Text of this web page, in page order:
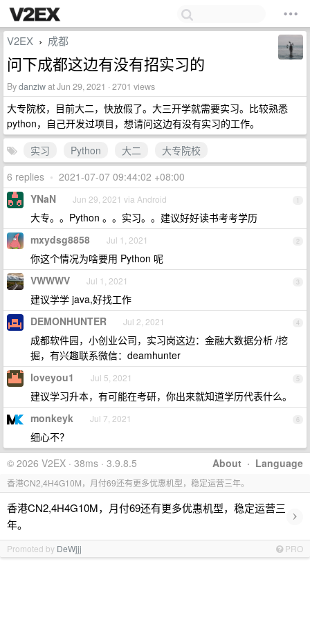
V2EX › 成都
问下成都这边有没有招实习的
Bydanziwat Jun 29, 2021 · 2701 views
大专院校，目前大二，快放假了。大三开学就需要实习。比较熟悉
python，自己开发过项目，想请问这边有没有实习的工作。
实习
Python 大二
大专院校
6 replies • 2021-07-07 09:44:02 +08:00
1
YNaN Jun 29, 2021 via Android
大专。。Python 。。实习。。建议好好读书考考学历
2
mxydsg8858 Jul 1, 2021
你这个情况为啥要用 Python 呢
3
VWWWV Jul 1, 2021
建议学学 java,好找工作
4
DEMONHUNTER Jul 2, 2021
成都软件园，小创业公司，实习岗这边：金融大数据分析 /挖
掘，有兴趣联系微信：deamhunter
5
loveyou1 Jul 5, 2021
建议学习升本，有可能在考研，你出来就知道学历代表什么。
6
monkeyk Jul 7, 2021
细心不？
About · Language
© 2026 V2EX · 38ms · 3.9.8.5
香港CN2,4H4G10M，月付69还有更多优惠机型，稳定运营三年。
香港CN2,4H4G10M，月付69还有更多优惠机型，稳定运营三
年。
›
Promoted by DeWjjj PRO